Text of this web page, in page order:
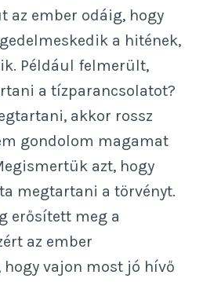
az ember odáig, hogy
a hitének,
Például felmerült,
a tízparancsolatot?
akkor rossz
gondolom magamat
azt, hogy
megtartani a törvényt.
erősített meg a
az ember
vajon most jó hívő